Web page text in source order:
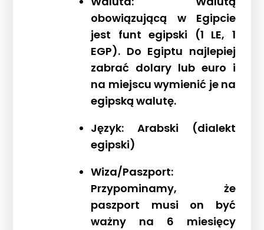
obowiązującą w Egipcie
jest funt egipski (1 LE, 1
EGP). Do Egiptu najlepiej
zabrać dolary lub euro i
na miejscu wymienić je na
egipską walutę.
Język: Arabski (dialekt
egipski)
Wiza/Paszport:
Przypominamy, że
paszport musi on być
ważny na 6 miesięcy